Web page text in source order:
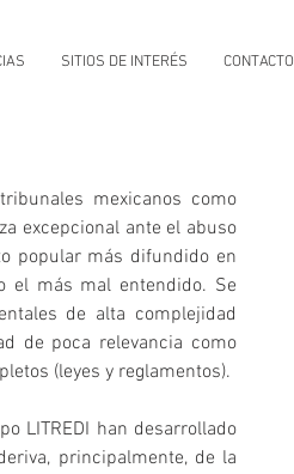
SITIOS DE INTERÉS CONTACTO
mexicanos como
excepcional ante el abuso
popular más difundido en
el más mal entendido. Se
de alta complejidad
de poca relevancia como
(leyes y reglamentos).
LITREDI han desarrollado
principalmente, de la